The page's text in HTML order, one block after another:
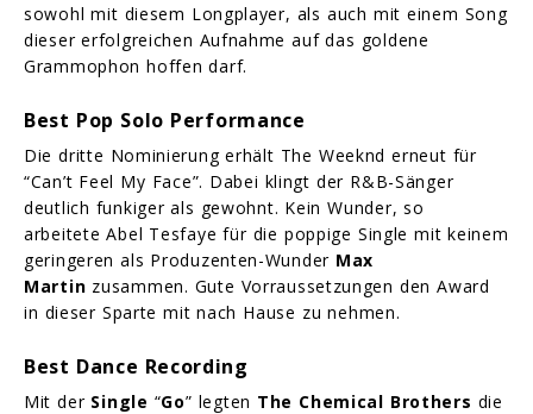
sowohl mit diesem Longplayer, als auch mit einem Song
dieser erfolgreichen Aufnahme auf das goldene
Grammophon hoffen darf.
Best Pop Solo Performance
Die dritte Nominierung erhält The Weeknd erneut für
“Can’t Feel My Face”. Dabei klingt der R&B-Sänger
deutlich funkiger als gewohnt. Kein Wunder, so
arbeitete Abel Tesfaye für die poppige Single mit keinem
geringeren als Produzenten-Wunder Max
Martin zusammen. Gute Vorraussetzungen den Award
in dieser Sparte mit nach Hause zu nehmen.
Best Dance Recording
Mit der Single “Go” legten The Chemical Brothers die